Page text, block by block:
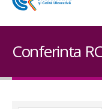
Conferinta